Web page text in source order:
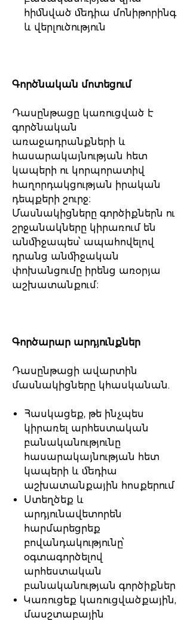
հիմնված մեդիա մոնիթորինգ
և վերլուծություն
Գործնական մոտեցում
Դասընթացը կառուցված է
գործնական
առաջադրանքների և
հասարակայնության հետ
կապերի ու կորպորատիվ
հաղորդակցության իրական
դեպքերի շուրջ։
Մասնակիցները գործիքներն ու
շրջանակները կիրառում են
անմիջապես՝ ապահովելով
դրանց անմիջական
փոխանցումը իրենց առօրյա
աշխատանքում։
Գործարար արդյունքներ
Դասընթացի ավարտին
մասնակիցները կհասկանան.
Հասկացեք, թե ինչպես
կիրառել արհեստական
բանականությունը
հասարակայնության հետ
կապերի և մեդիա
աշխատանքային հոսքերում
Ստեղծեք և
արդյունավետորեն
հարմարեցրեք
բովանդակությունը՝
օգտագործելով
արհեստական
բանականության գործիքներ
Կառուցեք կառուցվածքային,
մասշտաբային